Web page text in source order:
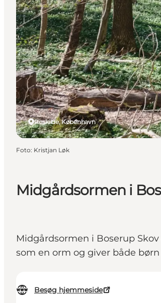
Midgårdsormen i
Midgårdsormen i Boserup
som en orm og giver både
Besøg hjemmeside
Roskilde, København
Foto: Kristjan Løk